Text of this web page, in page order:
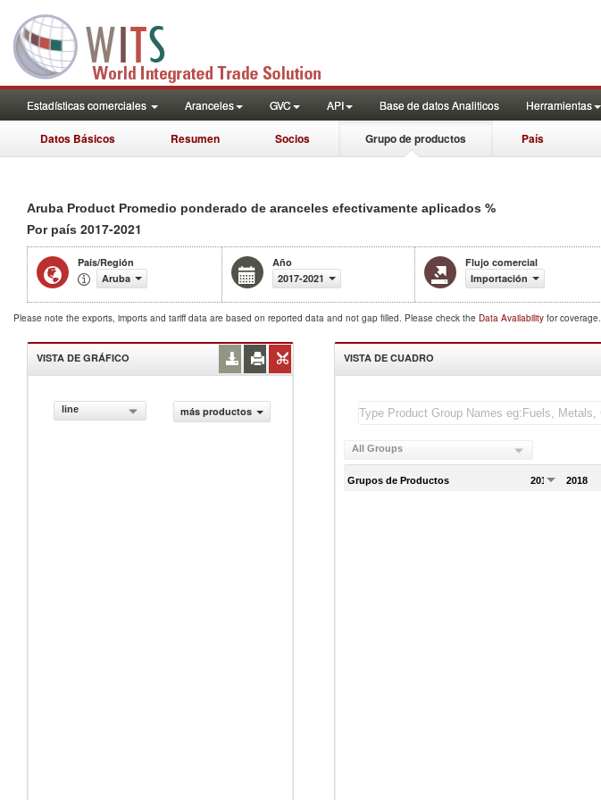
Estadísticas comerciales Aranceles GVC API Base de datos Analiticos Herramientas
Datos Básicos Resumen Socios Grupo de productos País
Aruba Product Promedio ponderado de aranceles efectivamente aplicados %
Por país 2017-2021
País/Región
Aruba
Año
2017-2021
Flujo comercial
Importación
Please note the exports, imports and tariff data are based on reported data and not gap filled. Please check the Data Availability for coverage.
VISTA DE GRÁFICO
line más productos
VISTA DE CUADRO
All Groups
Grupos de Productos 2017 2018